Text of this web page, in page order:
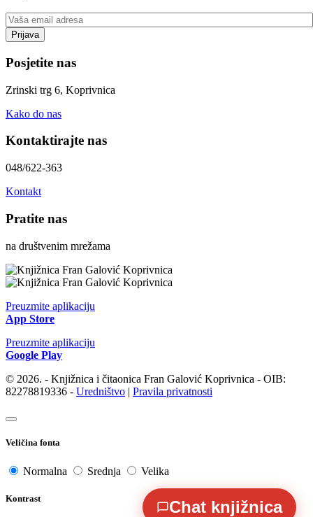
Posjetite nas
Zrinski trg 6, Koprivnica
Kako do nas
Kontaktirajte nas
048/622-363
Kontakt
Pratite nas
na društvenim mrežama
Preuzmite aplikaciju
App Store
Preuzmite aplikaciju
Google Play
© 2026. - Knjižnica i čitaonica Fran Galović Koprivnica - OIB:
82278819336 - Uredništvo | Pravila privatnosti
Veličina fonta
Normalna Srednja Velika
Kontrast Chat knjižnica